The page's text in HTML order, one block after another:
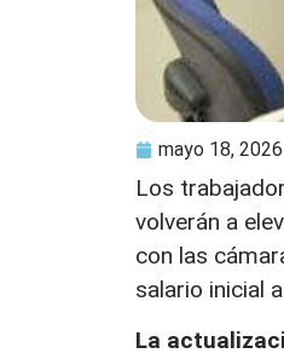
mayo 18, 2026
Los
volverán a
con las
salario inicial
La